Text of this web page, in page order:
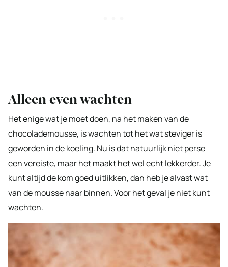
Alleen even wachten
Het enige wat je moet doen, na het maken van de
chocolademousse, is wachten tot het wat steviger is
geworden in de koeling. Nu is dat natuurlijk niet perse
een vereiste, maar het maakt het wel echt lekkerder. Je
kunt altijd de kom goed uitlikken, dan heb je alvast wat
van de mousse naar binnen. Voor het geval je niet kunt
wachten.